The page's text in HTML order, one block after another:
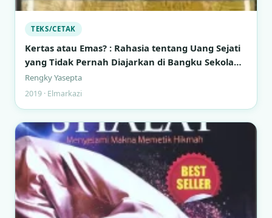
TEKS/CETAK
Kertas atau Emas? : Rahasia tentang Uang Sejati
yang Tidak Pernah Diajarkan di Bangku Sekolah
Formal
Rengky Yasepta
2019 · Elmarkazi